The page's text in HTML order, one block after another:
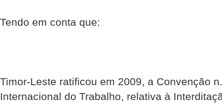
Tendo em conta que:
Timor-Leste ratificou em 2009, a Convenção
Internacional do Trabalho, relativa à